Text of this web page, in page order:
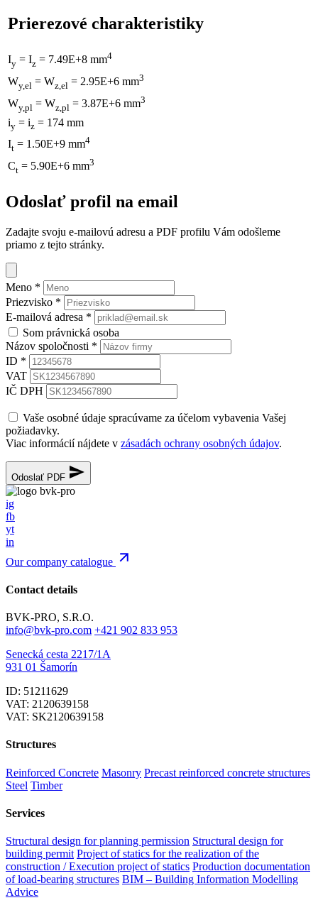
Prierezové charakteristiky
Iy = Iz = 7.49E+8 mm4
Wy,el = Wz,el = 2.95E+6 mm3
Wy,pl = Wz,pl = 3.87E+6 mm3
iy = iz = 174 mm
It = 1.50E+9 mm4
Ct = 5.90E+6 mm3
Odoslať profil na email
Zadajte svoju e-mailovú adresu a PDF profilu Vám odošleme
priamo z tejto stránky.
Meno *
Priezvisko *
E-mailová adresa *
Som právnická osoba
Názov spoločnosti *
ID *
VAT
IČ DPH
Vaše osobné údaje spracúvame za účelom vybavenia Vašej
požiadavky.
Viac informácií nájdete v zásadách ochrany osobných údajov.
Odoslať PDF
ig
fb
yt
in
Our company catalogue
Contact details
BVK-PRO, S.R.O.
info@bvk-pro.com +421 902 833 953
Senecká cesta 2217/1A
931 01 Šamorín
ID: 51211629
VAT: 2120639158
VAT: SK2120639158
Structures
Reinforced Concrete Masonry Precast reinforced concrete structures
Steel Timber
Services
Structural design for planning permission Structural design for
building permit Project of statics for the realization of the
construction / Execution project of statics Production documentation
of load-bearing structures BIM – Building Information Modelling
Advice